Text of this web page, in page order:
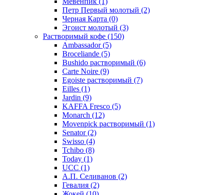
Петр Первый молотый (2)
Черная Карта (0)
Эгоист молотый (3)
Растворимый кофе (150)
Ambassador(5)
Broceliande (5)
Bushido растворимый (6)
Carte Noire (9)
Egoiste растворимый (7)
Eilles (1)
Jardin (9)
KAFFA Fresco (5)
Monarch (12)
Movenpick растворимый (1)
Senator(2)
Swisso (4)
Tchibo (8)
Today (1)
UCC (1)
А.П. Селиванов (2)
Гевалия (2)